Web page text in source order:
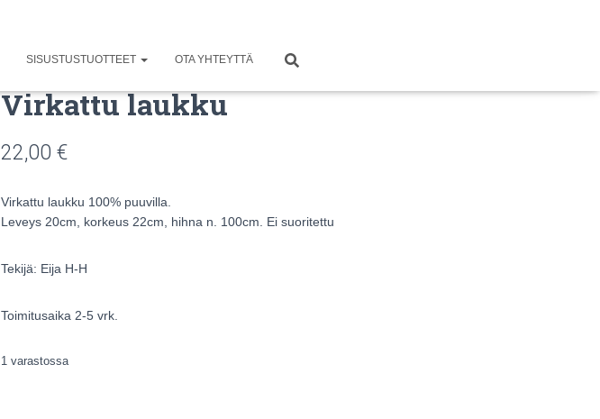
SISUSTUSTUOTTEET OTA YHTEYTTÄ
Virkattu laukku
22,00 €
Virkattu laukku 100% puuvilla.
Leveys 20cm, korkeus 22cm, hihna n. 100cm. Ei suoritettu
Tekijä: Eija H-H
Toimitusaika 2-5 vrk.
1 varastossa